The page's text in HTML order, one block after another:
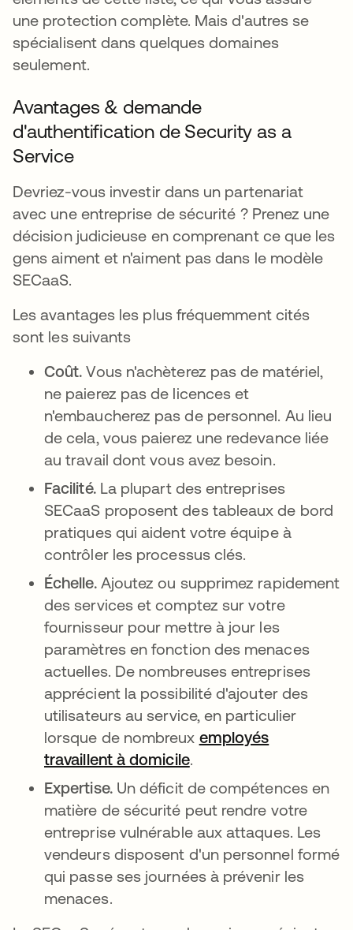
une protection complète. Mais d'autres se
spécialisent dans quelques domaines
seulement.
Avantages & demande
d'authentification de Security as a
Service
Devriez-vous investir dans un partenariat
avec une entreprise de sécurité ? Prenez une
décision judicieuse en comprenant ce que les
gens aiment et n'aiment pas dans le modèle
SECaaS.
Les avantages les plus fréquemment cités
sont les suivants
Coût.Vous n'achèterez pas de matériel,
ne paierez pas de licences et
n'embaucherez pas de personnel. Au lieu
de cela, vous paierez une redevance liée
au travail dont vous avez besoin.
Facilité. La plupart des entreprises
SECaaS proposent des tableaux de bord
pratiques qui aident votre équipe à
contrôler les processus clés.
Échelle. Ajoutez ou supprimez rapidement
des services et comptez sur votre
fournisseur pour mettre à jour les
paramètres en fonction des menaces
actuelles. De nombreuses entreprises
apprécient la possibilité d'ajouter des
utilisateurs au service, en particulier
lorsque de nombreux employés
travaillent à domiciles’ouvre dans un
.
Expertise. Un déficit de compétences en
matière de sécurité peut rendre votre
entreprise vulnérable aux attaques. Les
vendeurs disposent d'un personnel formé
qui passe ses journées à prévenir les
menaces.